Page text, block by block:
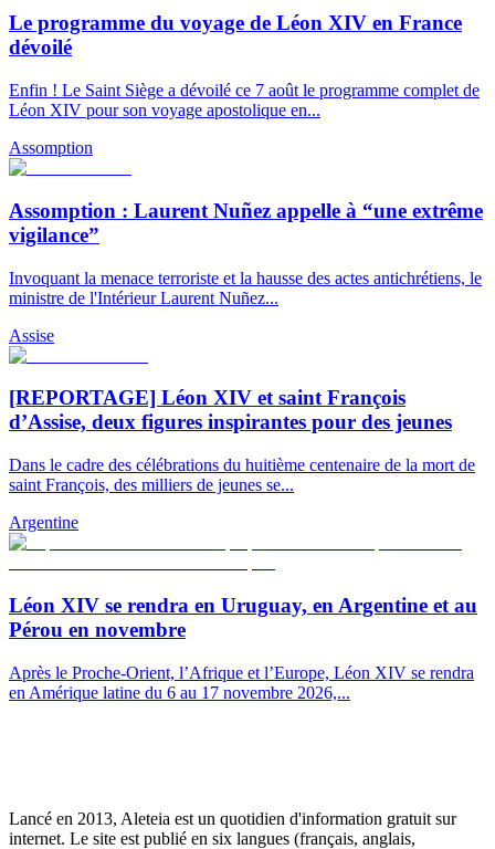
Le programme du voyage de Léon XIV en France
dévoilé
Enfin ! Le Saint Siège a dévoilé ce 7 août le programme complet de
Léon XIV pour son voyage apostolique en...
Assomption
Assomption : Laurent Nuñez appelle à “une extrême
vigilance”
Invoquant la menace terroriste et la hausse des actes antichrétiens, le
ministre de l'Intérieur Laurent Nuñez...
Assise
[REPORTAGE] Léon XIV et saint François
d’Assise, deux figures inspirantes pour des jeunes
Dans le cadre des célébrations du huitième centenaire de la mort de
saint François, des milliers de jeunes se...
Argentine
Léon XIV se rendra en Uruguay, en Argentine et au
Pérou en novembre
Après le Proche-Orient, l’Afrique et l’Europe, Léon XIV se rendra
en Amérique latine du 6 au 17 novembre 2026,...
Lancé en 2013, Aleteia est un quotidien d'information gratuit sur
internet. Le site est publié en six langues (français, anglais,